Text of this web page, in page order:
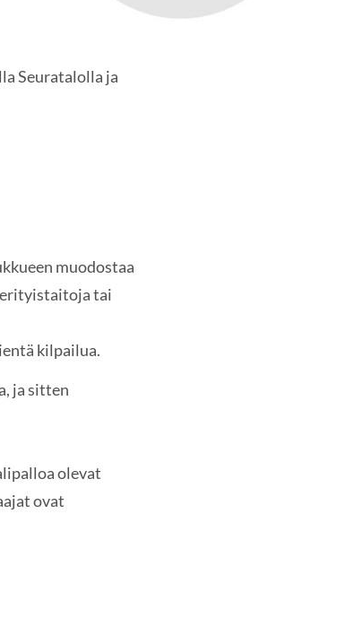
Seuratalolla ja
muodostaa
erityistaitoja tai
kilpailua.
ja sitten
olevat
ovat